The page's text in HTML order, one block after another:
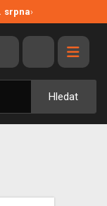
srpna›
Hledat